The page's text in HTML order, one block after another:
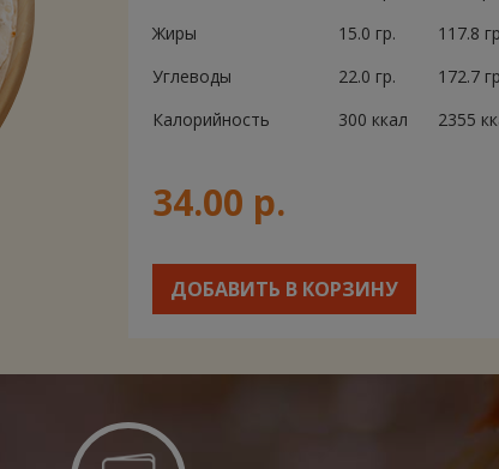
Жиры
15.0 гр.
117.8
Углеводы
22.0 гр.
172.7
Калорийность
300 ккал 2355
34.00 р.
ДОБАВИТЬ В КОРЗИНУ